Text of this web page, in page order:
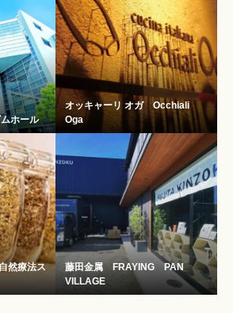
ホール
オッキャーリ オガ Occhiali
Oga
然療法ス
藤田金属 FRAYING PAN
VILLAGE